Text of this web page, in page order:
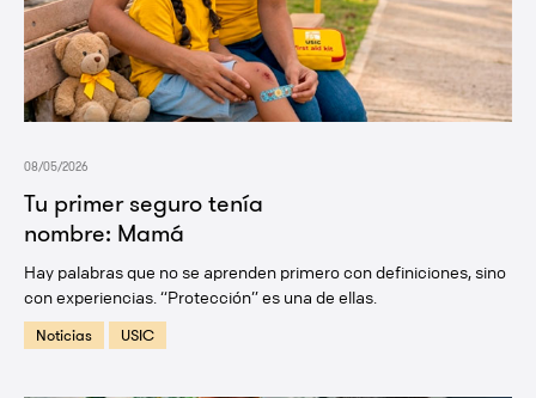
Tu primer seguro tenía
nombre: Mamá
08/05/2026
Hay palabras que no se aprenden primero con definiciones, sino
con experiencias. “Protección” es una de ellas.
Noticias USIC